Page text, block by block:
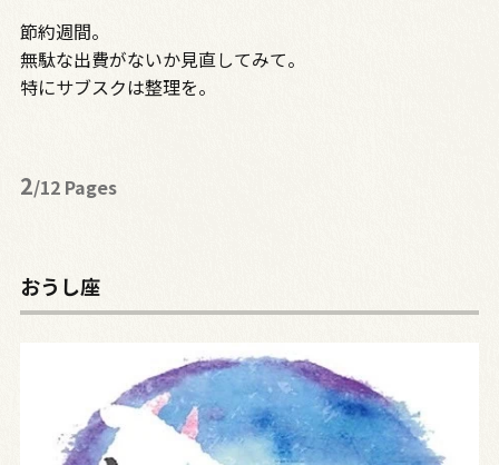
節約週間。
無駄な出費がないか見直してみて。
特にサブスクは整理を。
2/12 Pages
おうし座